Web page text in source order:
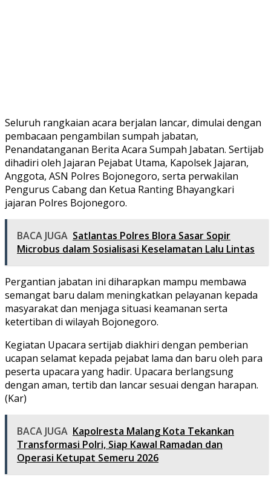
Seluruh rangkaian acara berjalan lancar, dimulai dengan
pembacaan pengambilan sumpah jabatan,
Penandatanganan Berita Acara Sumpah Jabatan. Sertijab
dihadiri oleh Jajaran Pejabat Utama, Kapolsek Jajaran,
Anggota, ASN Polres Bojonegoro, serta perwakilan
Pengurus Cabang dan Ketua Ranting Bhayangkari
jajaran Polres Bojonegoro.
BACA JUGA Satlantas Polres Blora Sasar Sopir
Microbus dalam Sosialisasi Keselamatan Lalu Lintas
Pergantian jabatan ini diharapkan mampu membawa
semangat baru dalam meningkatkan pelayanan kepada
masyarakat dan menjaga situasi keamanan serta
ketertiban di wilayah Bojonegoro.
Kegiatan Upacara sertijab diakhiri dengan pemberian
ucapan selamat kepada pejabat lama dan baru oleh para
peserta upacara yang hadir. Upacara berlangsung
dengan aman, tertib dan lancar sesuai dengan harapan.
(Kar)
BACA JUGA Kapolresta Malang Kota Tekankan
Transformasi Polri, Siap Kawal Ramadan dan
Operasi Ketupat Semeru 2026